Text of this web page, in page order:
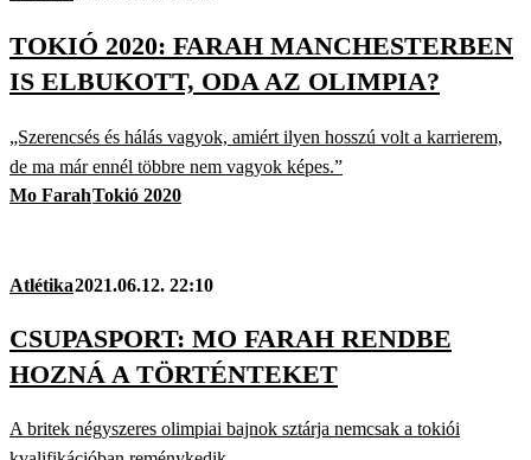
TOKIÓ 2020: FARAH MANCHESTERBEN
IS ELBUKOTT, ODA AZ OLIMPIA?
„Szerencsés és hálás vagyok, amiért ilyen hosszú volt a karrierem,
de ma már ennél többre nem vagyok képes.”
Mo FarahTokió 2020
Atlétika2021.06.12. 22:10
CSUPASPORT: MO FARAH RENDBE
HOZNÁ A TÖRTÉNTEKET
A britek négyszeres olimpiai bajnok sztárja nemcsak a tokiói